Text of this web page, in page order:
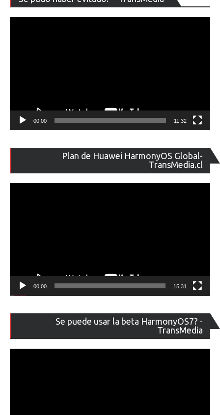
de
00:00 11:32
Plan de Huawei HarmonyOS Global-
TransMedia.cl
de
00:00 15:31
Se puede usar la beta HarmonyOS7? -
TransMedia
de